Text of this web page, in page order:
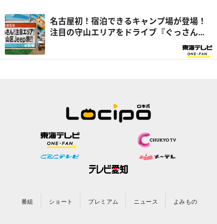
名古屋初！宿泊できるキャンプ場が登場！
注目の守山エリアをドライブ『ぐっさん
番組 ショート プレミアム ニュース よみもの